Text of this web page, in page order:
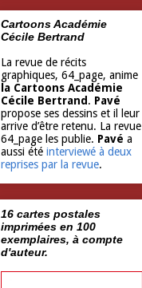
Cartoons Académie
Cécile Bertrand
La revue de récits
graphiques, 64_page, anime
la Cartoons Académie
Cécile Bertrand. Pavé
propose ses dessins et il leur
arrive d’être retenu. La revue
64_page les publie. Pavé a
aussi été interviewé à deux
reprises par la revue.
16 cartes postales
imprimées en 100
exemplaires, à compte
d'auteur.